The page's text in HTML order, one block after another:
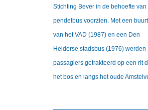
Stichting Bever in de behoefte van
pendelbus voorzien. Met een
van het VAD (1987) en een Den
Helderse stadsbus (1976) werden
passagiers getrakteerd op een rit
het bos en langs het oude